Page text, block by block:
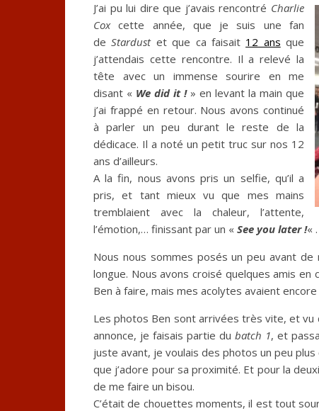
J’ai pu lui dire que j’avais rencontré Charlie
Coxcette année, que je suis une fan
deStardustet que ca faisait 12 ans que
j’attendais cette rencontre. Il a relevé la
tête avec un immense sourire en me
disant « We did it !» en levant la main que
j’ai frappé en retour. Nous avons continué
à parler un peu durant le reste de la
dédicace. Il a noté un petit truc sur nos 12
ans d’ailleurs.
A la fin, nous avons pris un selfie, qu’il a
pris, et tant mieux vu que mes mains
tremblaient avec la chaleur, l’attente,
l’émotion,… finissant par un « See you later !« .
Nous nous sommes posés un peu avant
longue. Nous avons croisé quelques amis
Ben à faire, mais mes acolytes avaient
Les photos Ben sont arrivées très vite, et vu
annonce, je faisais partie dubatch 1, et
juste avant, je voulais des photos un peu
que j’adore pour sa proximité. Et pour la
de me faire un bisou.
C’était de chouettes moments, il est tout